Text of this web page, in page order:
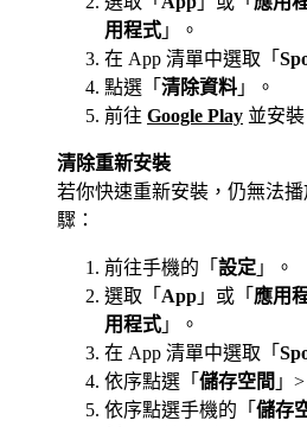
用程式 」。
在 App 清單中選取「
點選「 清除資料 」。
前往 Google Play 並安裝
清除重新安裝
若你快速重新安裝，仍無法
驟：
前往手機的「 設定 」。
選取「 App 」或「 應用
用程式 」。
在 App 清單中選取「
依序點選「 儲存空間 」>
依序點選手機的「 儲存